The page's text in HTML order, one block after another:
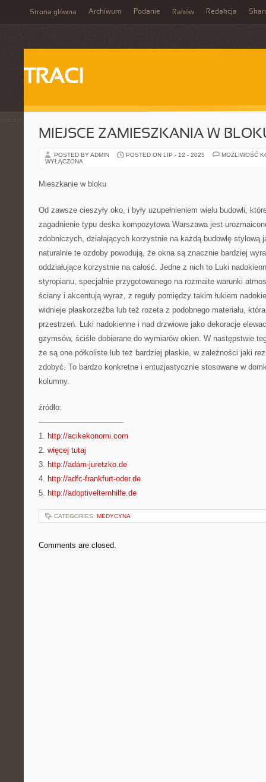
Strona główna Archiwum Podanie Raków Redakcja
TRACI
MIEJSCE ZAMIESZKANIA W
POSTED BY ADMIN POSTED ON LIP - 12 - 2025
MOŻLIWOŚĆ
WYŁĄCZONA
Mieszkanie w bloku
Od zawsze cieszyły oko, i były uzupełnieniem wielu budowli,
zagadnienie typu deska kompozytowa Warszawa jest
zdobniczych, działających korzystnie na każdą budowlę stylową
naturalnie te ozdoby powodują, że okna są znacznie bardziej
oddziałujące korzystnie na całość. Jedne z nich to Luki
styropianu, specjalnie przygotowanego na rozmaite warunki
ściany i akcentują wyraz, z reguły pomiędzy takim łukiem
widnieje płaskorzeźba lub też rozeta z podobnego materiału, która
przestrzeń. Łuki nadokienne i nad drzwiowe jako dekoracje
gzymsów, ściśle dobierane do wymiarów okien. W następstwie
że są one półkoliste lub też bardziej płaskie, w zależności jaki
zdobyć. To bardzo konkretne i entuzjastycznie stosowane w
kolumny.
źródło:
———————————
1. http://acikekonomi.com
2. więcej tutaj
3. http://adam-juretzko.de
4. http://adfc-frankfurt-oder.de
5. http://adoptivelternhilfe.de
CATEGORIES: MEDYCYNA
Comments are closed.